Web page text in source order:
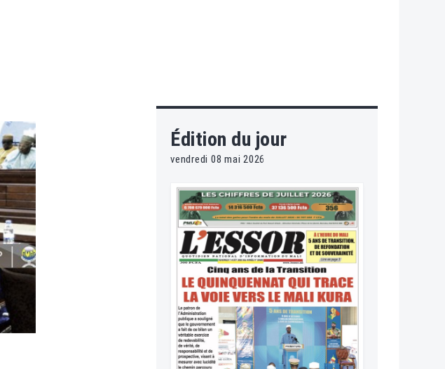
Édition du jour
vendredi 08 mai 2026